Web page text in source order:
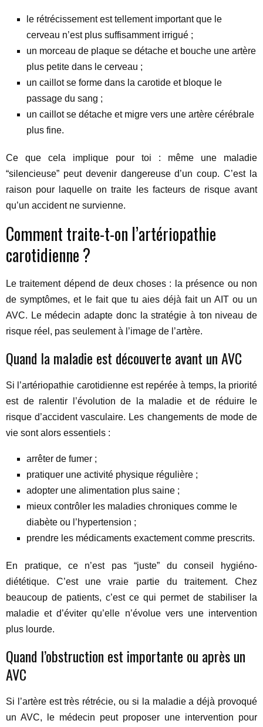
le rétrécissement est tellement important que le
cerveau n’est plus suffisamment irrigué ;
un morceau de plaque se détache et bouche une artère
plus petite dans le cerveau ;
un caillot se forme dans la carotide et bloque le
passage du sang ;
un caillot se détache et migre vers une artère cérébrale
plus fine.
Ce que cela implique pour toi : même une maladie
“silencieuse” peut devenir dangereuse d’un coup. C’est la
raison pour laquelle on traite les facteurs de risque avant
qu’un accident ne survienne.
Comment traite-t-on l’artériopathie
carotidienne ?
Le traitement dépend de deux choses : la présence ou non
de symptômes, et le fait que tu aies déjà fait un AIT ou un
AVC. Le médecin adapte donc la stratégie à ton niveau de
risque réel, pas seulement à l’image de l’artère.
Quand la maladie est découverte avant un AVC
Si l’artériopathie carotidienne est repérée à temps, la priorité
est de ralentir l’évolution de la maladie et de réduire le
risque d’accident vasculaire. Les changements de mode de
vie sont alors essentiels :
arrêter de fumer ;
pratiquer une activité physique régulière ;
adopter une alimentation plus saine ;
mieux contrôler les maladies chroniques comme le
diabète ou l’hypertension ;
prendre les médicaments exactement comme prescrits.
En pratique, ce n’est pas “juste” du conseil hygiéno-
diététique. C’est une vraie partie du traitement. Chez
beaucoup de patients, c’est ce qui permet de stabiliser la
maladie et d’éviter qu’elle n’évolue vers une intervention
plus lourde.
Quand l’obstruction est importante ou après un
AVC
Si l’artère est très rétrécie, ou si la maladie a déjà provoqué
un AVC, le médecin peut proposer une intervention pour